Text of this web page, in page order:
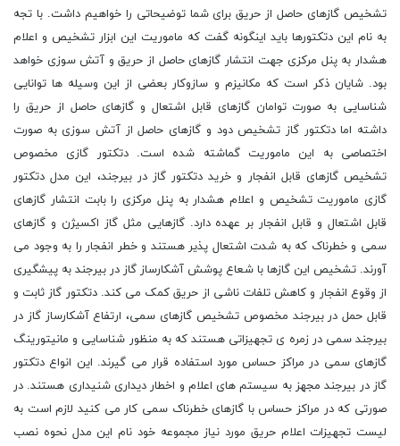
تشخیص گازهای حاصل از حریق برای شما توضیحاتی را خواهیم داشت. با تجه
به نام این دتکتورها باید اینگونه گفت که ماموریت این ابزار تشخیص و اعلام
هشدار به پنل مرکزی جهت انتشار گازهای حاصل از حریق و آتش سوزی خواهد
بود. شایان ذکر است که مکانیزم و سازوکار بعضی از این وسیله ها توانایی
شناسایی به صورت توامان گازهای قابل اشتعال و گازهای حاصل از حریق را
داشته اما دتکتور گاز تشخیص دود و گازهای حاصل از آتش سوزی به صورت
اختصاصی به این ماموریت گماشته شده است. دتکتور گازی مخصوص
تشخیص گازهای قابل انفجار و خرید دتکتور گاز در بیرجند، این مدل دتکتور
گازی ماموریت تشخیص و اعلام هشدار به پنل مرکزی را بابت انتشار گازهای
قابل اشتعال و قابل انفجار بر عهده دارد. گازهایی مثل گاز اکسیژن و گازهای
سمی و خطرناک که به شدت اشتعال پذیر هستند و خطر انفجار را به وجود می
آورند. تشخیص این گازها با شعاع پوشش آشکارساز گاز در بیرجند به پیشگیری
از وقوع انفجار و کاهش تلفات ناشی از حریق کمک می کند. دتکتور گاز ثابت و
قابل حمل در بیرجند مخصوص تشخیص گازهای سمی، ارتفاع آشکارساز گاز در
بیرجند سمی در زمره ی تجهیزاتی هستند که به منظور شناسایی و مانیتورینگ
گازهای سمی در مراکز حساس مورد استفاده قرار می گیرند. این انواع دتکتور
گاز در بیرجند مجهز به سیستم های اعلام و اخطار دیداری شنیداری هستند. در
صورتی که در مراکز حساس با گازهای خطرناک سمی کار می کنید لازم است به
لیست تجهیزات اعلام حریق مورد نیاز مجموعه خود نام این مدل نحوه نصب